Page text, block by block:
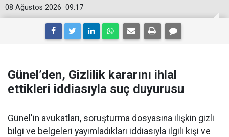
09:17
08 Ağustos 2026
Günel’den, Gizlilik kararını ihlal
ettikleri iddiasıyla suç duyurusu
Günel'in avukatları, soruşturma dosyasına ilişkin gizli
bilgi ve belgeleri yayımladıkları iddiasıyla ilgili kişi ve